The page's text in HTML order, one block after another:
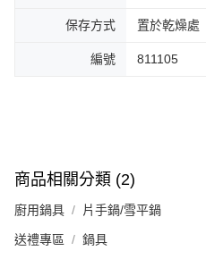
保存方式 置於乾燥處
編號 811105
商品相關分類 (2)
廚用鍋具 片手鍋/雪平鍋
送禮專區 鍋具